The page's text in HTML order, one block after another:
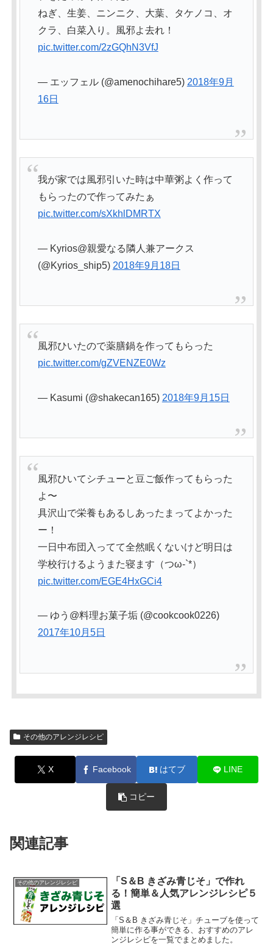
ねぎ、生姜、ニンニク、大葉、タケノコ、オ
クラ、白菜入り。風邪よ去れ！
pic.twitter.com/2zGQhN3VfJ
— エッフェル (@amenochihare5) 2018年9月
16日
我が家では風邪引いた時は中華粥よく作って
もらったので作ってみたぁ
pic.twitter.com/sXkhlDMRTX
— Kyrios@親愛なる隣人兼アークス
(@Kyrios_ship5) 2018年9月18日
風邪ひいたので薬膳鍋を作ってもらった
pic.twitter.com/gZVENZE0Wz
— Kasumi (@shakecan165) 2018年9月15日
風邪ひいてシチューと豆ご飯作ってもらった
よ〜
具沢山で栄養もあるしあったまってよかった
ー！
一日中布団入ってて全然眠くないけど明日は
学校行けるようまた寝ます（つω-`*）
pic.twitter.com/EGE4HxGCi4
— ゆう@料理お菓子垢 (@cookcook0226)
2017年10月5日
その他のアレンジレシピ
X Facebook はてブ LINE
コピー
関連記事
その他のアレンジレシピ
「S＆B きざみ青じそ」で作れ
る！簡単＆人気アレンジレシピ５
選
「S＆B きざみ青じそ」チューブを使って
簡単に作る事ができる、おすすめのアレ
ンジレシピを一覧でまとめました。